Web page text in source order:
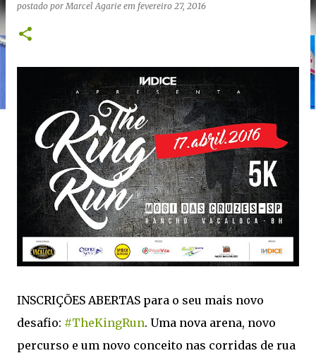
postado porMarcel Agarie em fevereiro 27, 2016
INSCRIÇÕES ABERTAS para o seu mais novo
desafio: #TheKingRun. Uma nova arena, novo
percurso e um novo conceito nas corridas de rua